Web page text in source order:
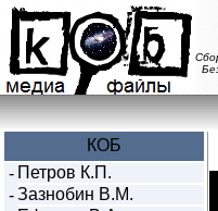
КОБ
- Петров К.П.
- Зазнобин В.М.